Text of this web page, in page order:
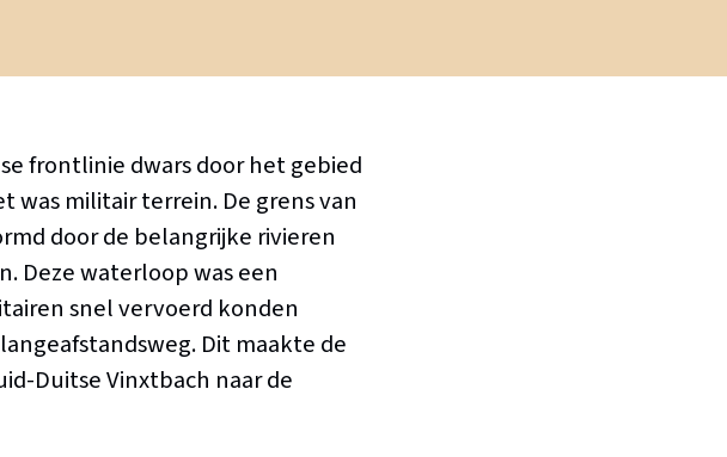
frontlinie dwars door het gebied
militair terrein. De grens van
door de belangrijke rivieren
Deze waterloop was een
snel vervoerd konden
Dit maakte de
Duitse Vinxtbach naar de